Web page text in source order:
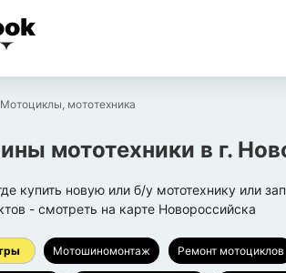
Мотоциклы, мототехника
мототехники в г.
купить новую или б/у мототехнику или
- смотреть на карте Новороссийска
Мотошиномонтаж Ремонт мотоциклов